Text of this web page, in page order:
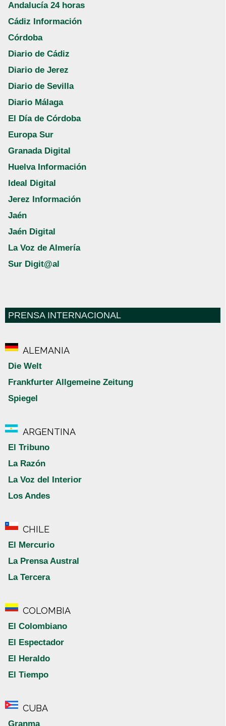
Andalucía 24 horas
Cádiz Información
Córdoba
Diario de Cádiz
Diario de Jerez
Diario de Sevilla
Diario Málaga
El Día de Córdoba
Europa Sur
Granada Digital
Huelva Información
Ideal Digital
Jerez Información
Jaén
Jaén Digital
La Voz de Almería
Sur Digit@al
PRENSA INTERNACIONAL
ALEMANIA
Die Welt
Frankfurter Allgemeine Zeitung
Spiegel
ARGENTINA
El Tribuno
La Razón
La Voz del Interior
Los Andes
CHILE
El Mercurio
La Prensa Austral
La Tercera
COLOMBIA
El Colombiano
El Espectador
El Heraldo
El Tiempo
CUBA
Granma